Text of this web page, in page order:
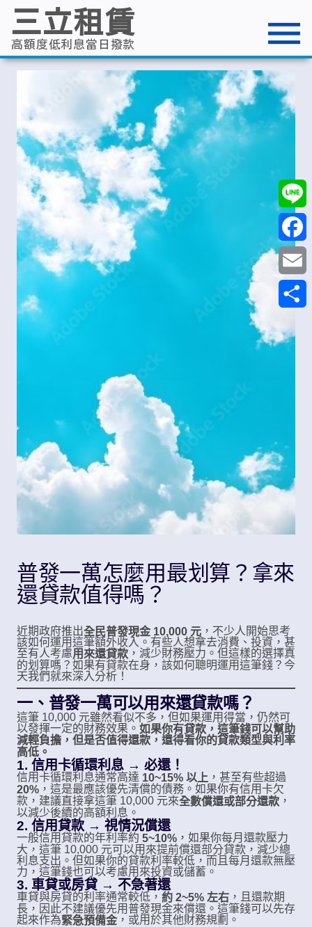
三立租賃
高額度低利息當日撥款
容
普發一萬怎麼用最划算？拿來
還貸款值得嗎？
近期政府推出全民普發現金 10,000 元 ，不少人開始思考
該如何運用這筆額外收入。有些人想拿去消費、投資，甚
至有人考慮用來還貸款 ，減少財務壓力。但這樣的選擇真
的划算嗎？如果有貸款在身，該如何聰明運用這筆錢？今
天我們就來深入分析！
一、普發一萬可以用來還貸款嗎？
這筆 10,000 元雖然看似不多，但如果運用得當，仍然可
以發揮一定的財務效果。 如果你有貸款，這筆錢可以幫助
減輕負擔，但是否值得還款，還得看你的貸款類型與利率
高低。
1. 信用卡循環利息 → 必還！
信用卡循環利息通常高達 10~15% 以上 ，甚至有些超過
20% ，這是最應該優先清償的債務。如果你有信用卡欠
款，建議直接拿這筆 10,000 元來全數償還或部分還款 ，
以減少後續的高額利息。
2. 信用貸款 → 視情況償還
一般信用貸款的年利率約 5~10% ，如果你每月還款壓力
大，這筆 10,000 元可以用來提前償還部分貸款，減少總
利息支出。但如果你的貸款利率較低，而且每月還款無壓
力，這筆錢也可以考慮用來投資或儲蓄。
3. 車貸或房貸 → 不急著還
車貸與房貸的利率通常較低， 約 2~5% 左右 ，且還款期
長，因此不建議優先用普發現金來償還。這筆錢可以先存
起來作為緊急預備金 ，或用於其他財務規劃。
Line
Email